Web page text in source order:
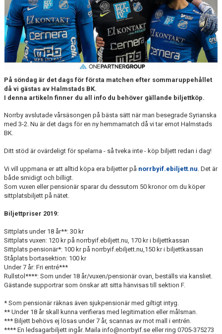
DOKUMENT
BILDARKIV
BILDER 2025
TABELL ETTAN SÖDRA 2025
På söndag är det dags för första matchen efter sommaruppehållet
då vi gästas av Halmstads BK.
I denna artikeln finner du all info du behöver gällande biljettköp.
Norrby avslutade vårsäsongen på bästa sätt när man besegrade Syrianska
med 3-2. Nu är det dags för en ny hemmamatch då vi tar emot Halmstads
BK.
Ditt stöd är ovärdeligt för spelarna - så tveka inte - köp biljett redan i dag!
Vi vill uppmana er att alltid köpa era biljetter på norrbyif.ebiljett.nu . Det är
både smidigt och billigt.
Som vuxen eller pensionär sparar du dessutom 50 kronor om du köper
sittplatsbiljett på nätet.
Biljettpriser 2019:
Sittplats under 18 år**: 30 kr
Sittplats vuxen: 120 kr på norrbyif.ebiljett.nu, 170 kr i biljettkassan
Sittplats pensionär*: 100 kr på norrbyif.ebiljett.nu,150 kr i biljettkassan
Ståplats bortasektion: 100 kr
Under 7 år: Fri entré***
Rullstol****: Som under 18 år/vuxen/pensionär ovan, beställs via kansliet.
Gästande supportrar som önskar att sitta hänvisas till sektion F.
* Som pensionär räknas även sjukpensionär med giltigt intyg.
** Under 18 år skall kunna verifieras med legitimation eller målsman.
*** Biljett behövs ej lösas under 7 år, scannas av mot mall i entrén.
**** En ledsagarbiljett ingår. Maila info@norrbyif.se eller ring 0705-375273